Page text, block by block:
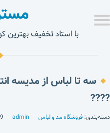
با استاد تخفیف بهترین
سه تا لباس از مدیسه
????
دسته‌بندی: فروشگاه مد و لباس admin
29